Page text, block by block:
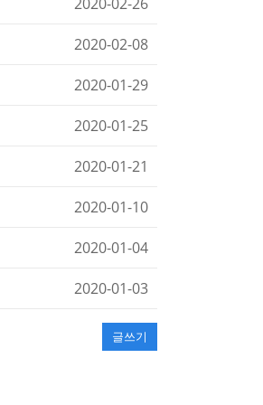
2020-02-08
2020-01-29
2020-01-25
2020-01-21
2020-01-10
2020-01-04
2020-01-03
글쓰기